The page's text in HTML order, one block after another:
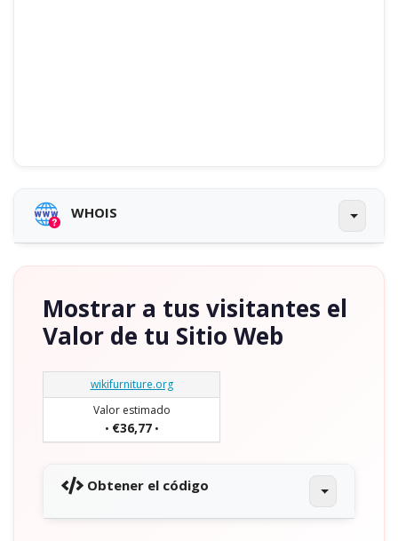
WHOIS
Mostrar a tus visitantes el
Valor de tu Sitio Web
wikifurniture.org
Valor estimado
• €36,77•
Obtener el código